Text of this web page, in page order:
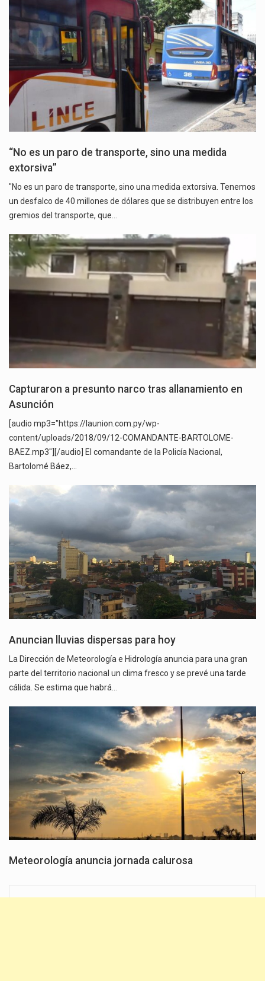
“No es un paro de transporte, sino una medida
extorsiva”
"No es un paro de transporte, sino una medida extorsiva. Tenemos
un desfalco de 40 millones de dólares que se distribuyen entre los
gremios del transporte, que…
Capturaron a presunto narco tras allanamiento en
Asunción
[audio mp3="https://launion.com.py/wp-
content/uploads/2018/09/12-COMANDANTE-BARTOLOME-
BAEZ.mp3"][/audio] El comandante de la Policía Nacional,
Bartolomé Báez,…
Anuncian lluvias dispersas para hoy
La Dirección de Meteorología e Hidrología anuncia para una gran
parte del territorio nacional un clima fresco y se prevé una tarde
cálida. Se estima que habrá…
Meteorología anuncia jornada calurosa